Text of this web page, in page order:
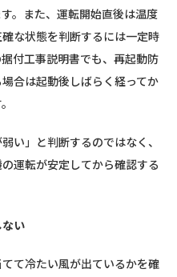
。また、運転開始直後は温度
な状態を判断するには一定時
付工事説明書でも、再起動防
合は起動後しばらく経ってか
い」と判断するのではなく、
運転が安定してから確認する
い
て冷たい風が出ているかを確